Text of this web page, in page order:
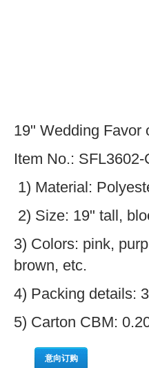
19" Wedding Favor
Item No.: SFL3602-
1) Material:
2) Size: 19" tall,
3) Colors: pink,
brown, etc.
4) Packing details:
5) Carton CBM:
意向订购